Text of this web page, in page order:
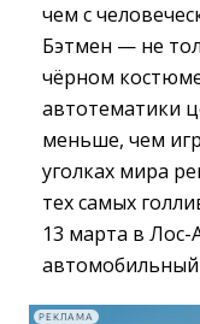
чем с
Бэтмен — не
чёрном
автотематики
меньше, чем
уголках мира
тех самых
13 марта в Лос-
автомобильный
РЕКЛАМА